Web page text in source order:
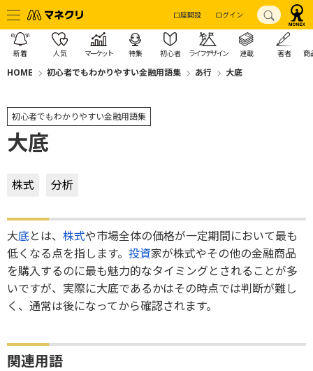
口座開設 ログイン
新着 人気 マーケット 特集 初心者 ライフデザイン 連載 著者 商
HOME 初心者でもわかりやすい金融用語集 あ行 大底
初心者でもわかりやすい金融用語集
大底
株式 分析
大底とは、 株式や市場全体の価格が一定期間において最も
低くなる点を指します。 投資家が株式やその他の金融商品
を購入するのに最も魅力的なタイミングとされることが多
いですが、実際に大底であるかはその時点では判断が難し
く、通常は後になってから確認されます。
関連用語